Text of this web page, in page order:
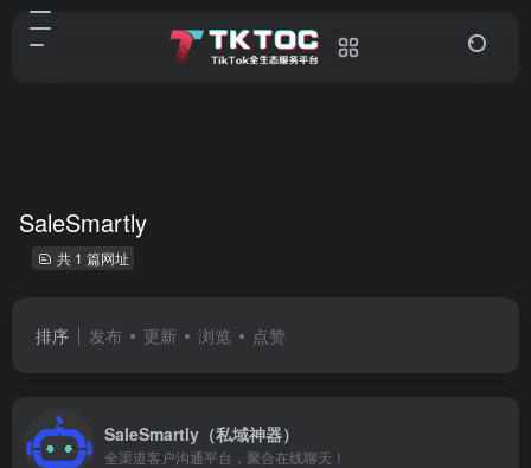
SaleSmartly
共 1 篇网址
排序 发布 更新 浏览 点赞
SaleSmartly（私域神器）
全渠道客户沟通平台，聚合在线聊天！